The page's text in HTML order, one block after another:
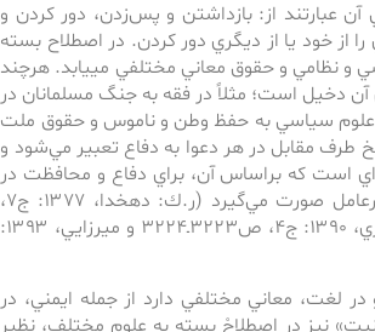
عبارتند از: بازداشتن و پس‌زدن، دور كردن و
از خود يا از ديگري دور كردن. در اصطلاح بسته
و نظامي و حقوق معاني مختلفي مي­يابد. هرچند
آن دخيل است؛ مثلاً در فقه به ‌جنگ مسلمانان در
در علوم سياسي به ‌حفظ وطن و ناموس و حقوق ملت
مقابل در هر دعوا به ‌دفاع تعبير مي‌شود و
است ‌كه ‌براساس آن، براي دفاع و محافظت در
مقابل اقدامات تجاوزگرانه اقدامات پدافندي غيرعامل صورت مي‌گيرد (ر.ك: دهخدا، ۱۳۷۷: ج۷،
ص۱۰۹۴۰ـ۱۰۹۴۱؛ معين، ۱۳۸۲: ج۲، ص۱۰۸۳؛ انوري، ۱۳۹۰: ج۴، ص۳۲۲۳ـ۳۲۲۴ و ميرزايي، ۱۳۹۳:
لغت،‌ معاني مختلفي دارد از جمله ايمني، در
نيز در اصطلاحْ بسته به ‌علوم مختلف، نظير